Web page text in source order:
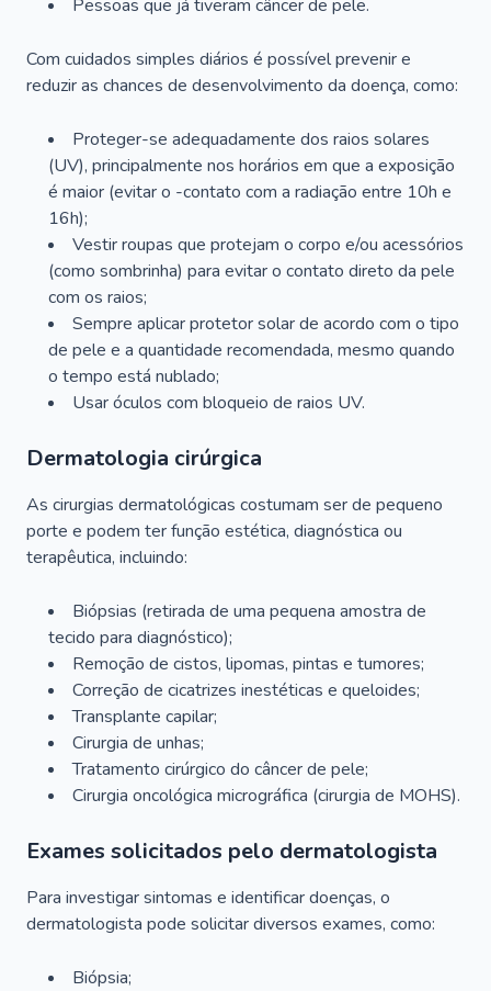
Pessoas que já tiveram câncer de pele.
Com cuidados simples diários é possível prevenir e
reduzir as chances de desenvolvimento da doença, como:
Proteger-se adequadamente dos raios solares
(UV), principalmente nos horários em que a exposição
é maior (evitar o -contato com a radiação entre 10h e
16h);
Vestir roupas que protejam o corpo e/ou acessórios
(como sombrinha) para evitar o contato direto da pele
com os raios;
Sempre aplicar protetor solar de acordo com o tipo
de pele e a quantidade recomendada, mesmo quando
o tempo está nublado;
Usar óculos com bloqueio de raios UV.
Dermatologia cirúrgica
As cirurgias dermatológicas costumam ser de pequeno
porte e podem ter função estética, diagnóstica ou
terapêutica, incluindo:
Biópsias (retirada de uma pequena amostra de
tecido para diagnóstico);
Remoção de cistos, lipomas, pintas e tumores;
Correção de cicatrizes inestéticas e queloides;
Transplante capilar;
Cirurgia de unhas;
Tratamento cirúrgico do câncer de pele;
Cirurgia oncológica micrográfica (cirurgia de MOHS).
Exames solicitados pelo dermatologista
Para investigar sintomas e identificar doenças, o
dermatologista pode solicitar diversos exames, como:
Biópsia;